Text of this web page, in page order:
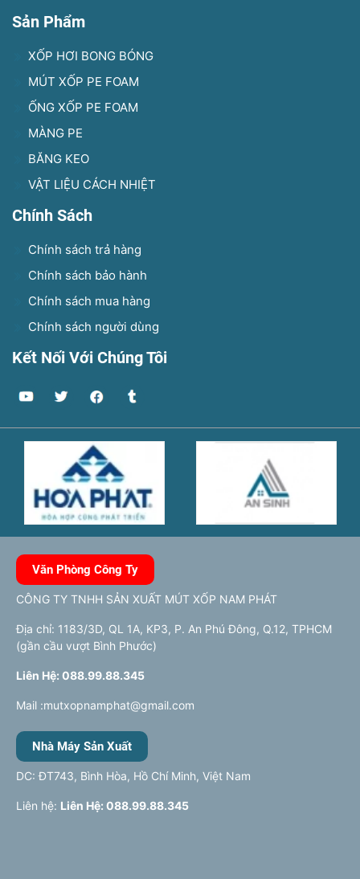
Sản Phẩm
XỐP HƠI BONG BÓNG
MÚT XỐP PE FOAM
ỐNG XỐP PE FOAM
MÀNG PE
BĂNG KEO
VẬT LIỆU CÁCH NHIỆT
Chính Sách
Chính sách trả hàng
Chính sách bảo hành
Chính sách mua hàng
Chính sách người dùng
Kết Nối Với Chúng Tôi
Văn Phòng Công Ty
CÔNG TY TNHH SẢN XUẤT MÚT XỐP NAM PHÁT
Địa chỉ: 1183/3D, QL 1A, KP3, P. An Phú Đông, Q.12, TPHCM
(gần cầu vượt Bình Phước)
Liên Hệ: 088.99.88.345
Mail :mutxopnamphat@gmail.com
Nhà Máy Sản Xuất
DC: ĐT743, Bình Hòa, Hồ Chí Minh, Việt Nam
Liên hệ: Liên Hệ: 088.99.88.345